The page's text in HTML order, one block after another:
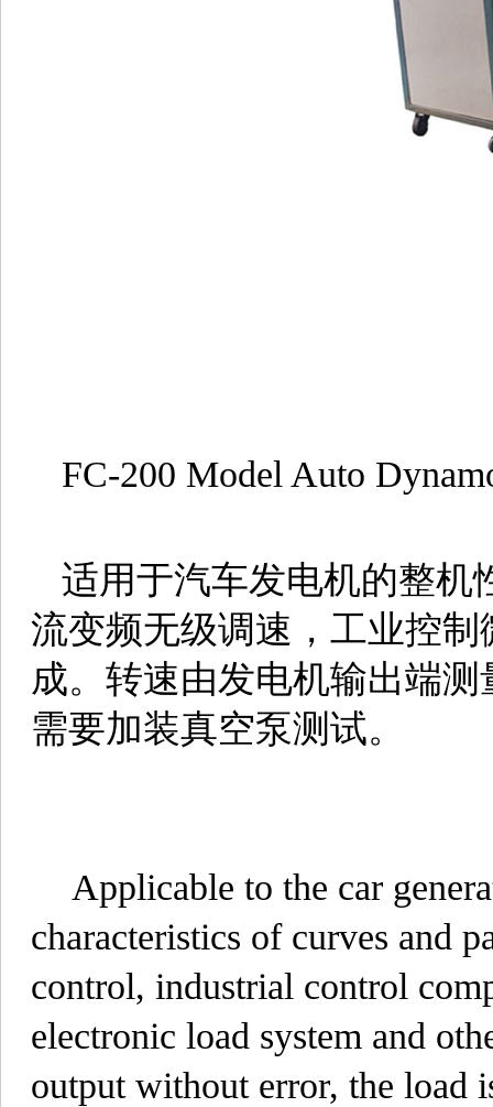
FC-200 Model Auto
适用于汽车发电机的整机
流变频无级调速，工业控
成。转速由发电机输出端
需要加装真空泵测试。
Applicable to the car
characteristics of curves and
control, industrial control
electronic load system and
output without error, the load